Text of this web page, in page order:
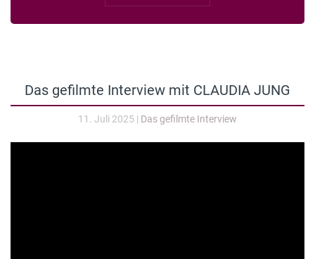
Das gefilmte Interview mit CLAUDIA JUNG
11. Juli 2025 | Das gefilmte Interview